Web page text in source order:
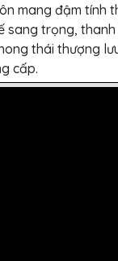
mang đậm tính
sang trọng, thanh
thái thượng
cấp.